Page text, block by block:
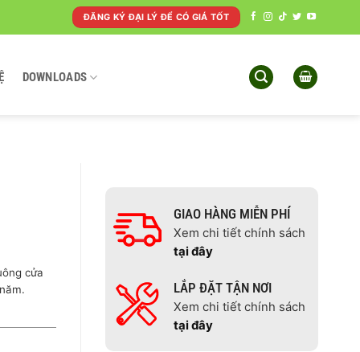
ĐĂNG KÝ ĐẠI LÝ ĐỂ CÓ GIÁ TỐT
DOWNLOADS
GIAO HÀNG MIỄN PHÍ
Xem chi tiết chính sách
tại đây
LẮP ĐẶT TẬN NƠI
Xem chi tiết chính sách
tại đây
cửa